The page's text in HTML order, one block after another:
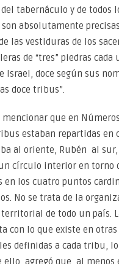
tabernáculo y de todos
absolutamente
las vestiduras de los
de “tres” piedras
Israel, doce según sus
doce tribus”.
que en
estaban repartidas
al oriente, Rubén al
círculo interior en torno
en los cuatro puntos
No se trata de la
de todo un país.
con lo que existe en
definidas a cada tribu,
ello, agregó que, al